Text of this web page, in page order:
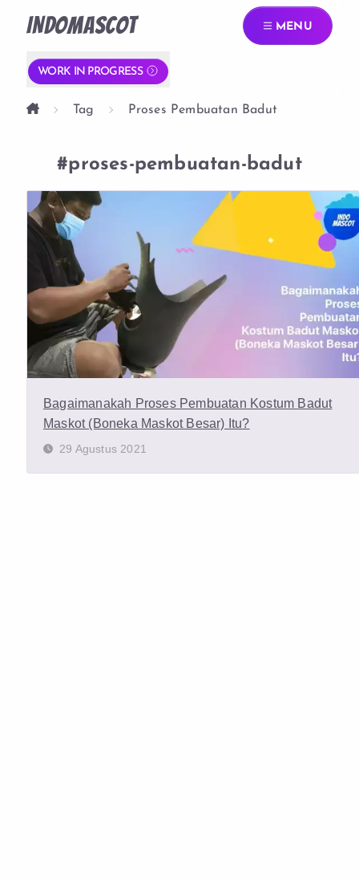
INDOMASCOT MENU
WORK IN PROGRESS
Tag Proses Pembuatan Badut
#proses-pembuatan-badut
Bagaimanakah Proses Pembuatan Kostum Badut
Maskot (Boneka Maskot Besar) Itu?
29 Agustus 2021